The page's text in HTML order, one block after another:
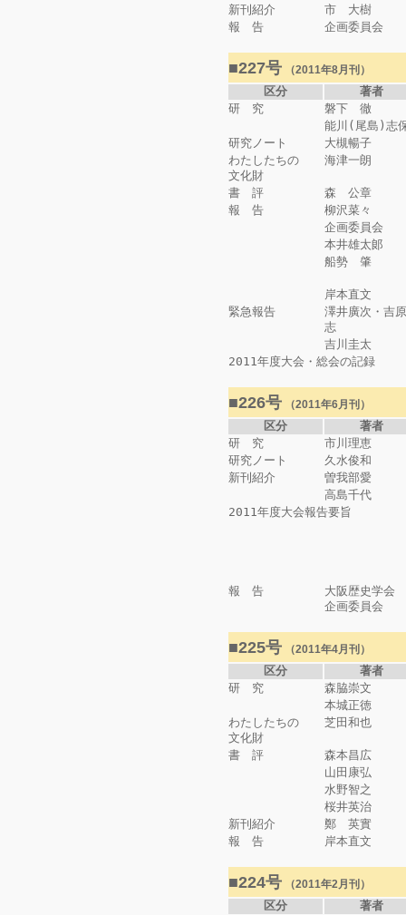
新刊紹介
市 大樹
報 告
企画委員会
■227号 （2011年8月刊）
区分
著者
研 究
磐下 徹
能川(尾島)志
研究ノート
大槻暢子
わたしたちの
文化財
海津一朗
書 評
森 公章
報 告
柳沢菜々
企画委員会
本井雄太郞
船勢 肇
岸本直文
緊急報告
澤井廣次・吉
志
吉川圭太
2011年度大会・総会の記録
■226号 （2011年6月刊）
区分
著者
研 究
市川理恵
研究ノート
久水俊和
新刊紹介
曽我部愛
高島千代
2011年度大会報告要旨
報 告
大阪歴史学会
企画委員会
■225号 （2011年4月刊）
区分
著者
研 究
森脇崇文
本城正徳
わたしたちの
文化財
芝田和也
書 評
森本昌広
山田康弘
水野智之
桜井英治
新刊紹介
鄭 英實
報 告
岸本直文
■224号 （2011年2月刊）
区分
著者